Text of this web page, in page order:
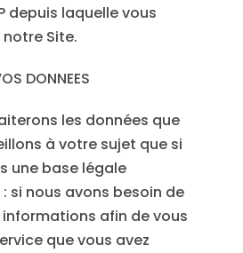
depuis laquelle vous
Site.
DONNEES
les données que
à votre sujet que si
une base légale
si nous avons besoin de
afin de vous
que vous avez